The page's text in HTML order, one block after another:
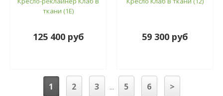
ткани (1E)
125 400 руб 59 300 руб
1 2 3 ... 5 6 >